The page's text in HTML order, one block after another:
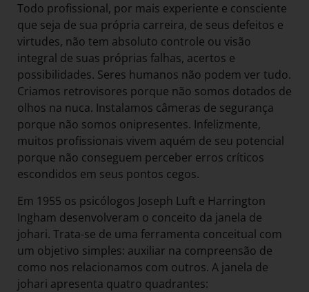
Todo profissional, por mais experiente e consciente
que seja de sua própria carreira, de seus defeitos e
virtudes, não tem absoluto controle ou visão
integral de suas próprias falhas, acertos e
possibilidades. Seres humanos não podem ver tudo.
Criamos retrovisores porque não somos dotados de
olhos na nuca. Instalamos câmeras de segurança
porque não somos onipresentes. Infelizmente,
muitos profissionais vivem aquém de seu potencial
porque não conseguem perceber erros críticos
escondidos em seus pontos cegos.
Em 1955 os psicólogos Joseph Luft e Harrington
Ingham desenvolveram o conceito da janela de
johari. Trata-se de uma ferramenta conceitual com
um objetivo simples: auxiliar na compreensão de
como nos relacionamos com outros. A janela de
johari apresenta quatro quadrantes: